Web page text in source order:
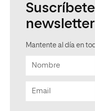
newsletter
Mantente al día en